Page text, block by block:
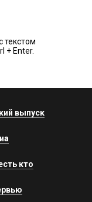
текстом
+ Enter.
выпуск
кто